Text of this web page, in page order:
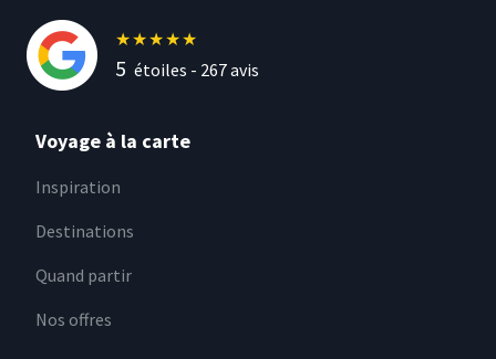
★★★★★
5 étoiles - 267avis
Voyage à la carte
Inspiration
Destinations
Quand partir
Nos offres